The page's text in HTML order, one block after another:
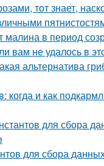
тот знает,
малина в период
вам не удалось в
альтернатива
когда и как
для сбора
для сбора